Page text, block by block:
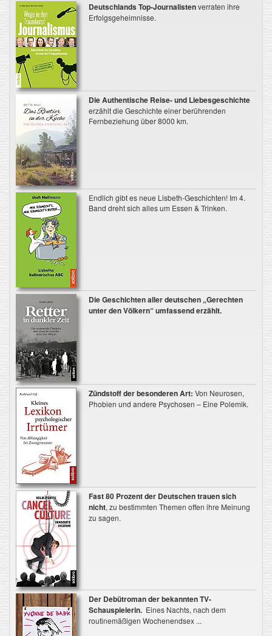
Deutschlands Top-Journalistenverraten ihre
Erfolgsgeheimnisse.
DieAuthentische Reise‐ und Liebesgeschichte
erzählt die Geschichte einer berührenden
Fernbeziehung über 8000 km.
Endlich gibt es neue Lisbeth-Geschichten! Im 4.
Band dreht sich alles um Essen & Trinken.
Die Geschichten aller deutschen „Gerechten
unter den Völkern“ umfassend erzählt.
Zündstoff der besonderen Art: Von Neurosen,
Phobien und andere Psychosen – Eine Polemik.
Fast 80 Prozent der Deutschen trauen sich
nicht, zu bestimmten Themen offen ihre Meinung
zu sagen.
Der Debütroman der bekannten TV-
Schauspielerin.Eines Nachts, nach dem
routinemäßigen Wochenendsex ...